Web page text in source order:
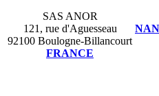
SAS ANOR
121, rue d'Aguesseau
92100 Boulogne-Billancourt
FRANCE